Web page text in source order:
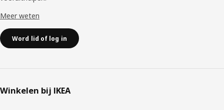
Meer weten
Word lid of log in
Winkelen bij IKEA